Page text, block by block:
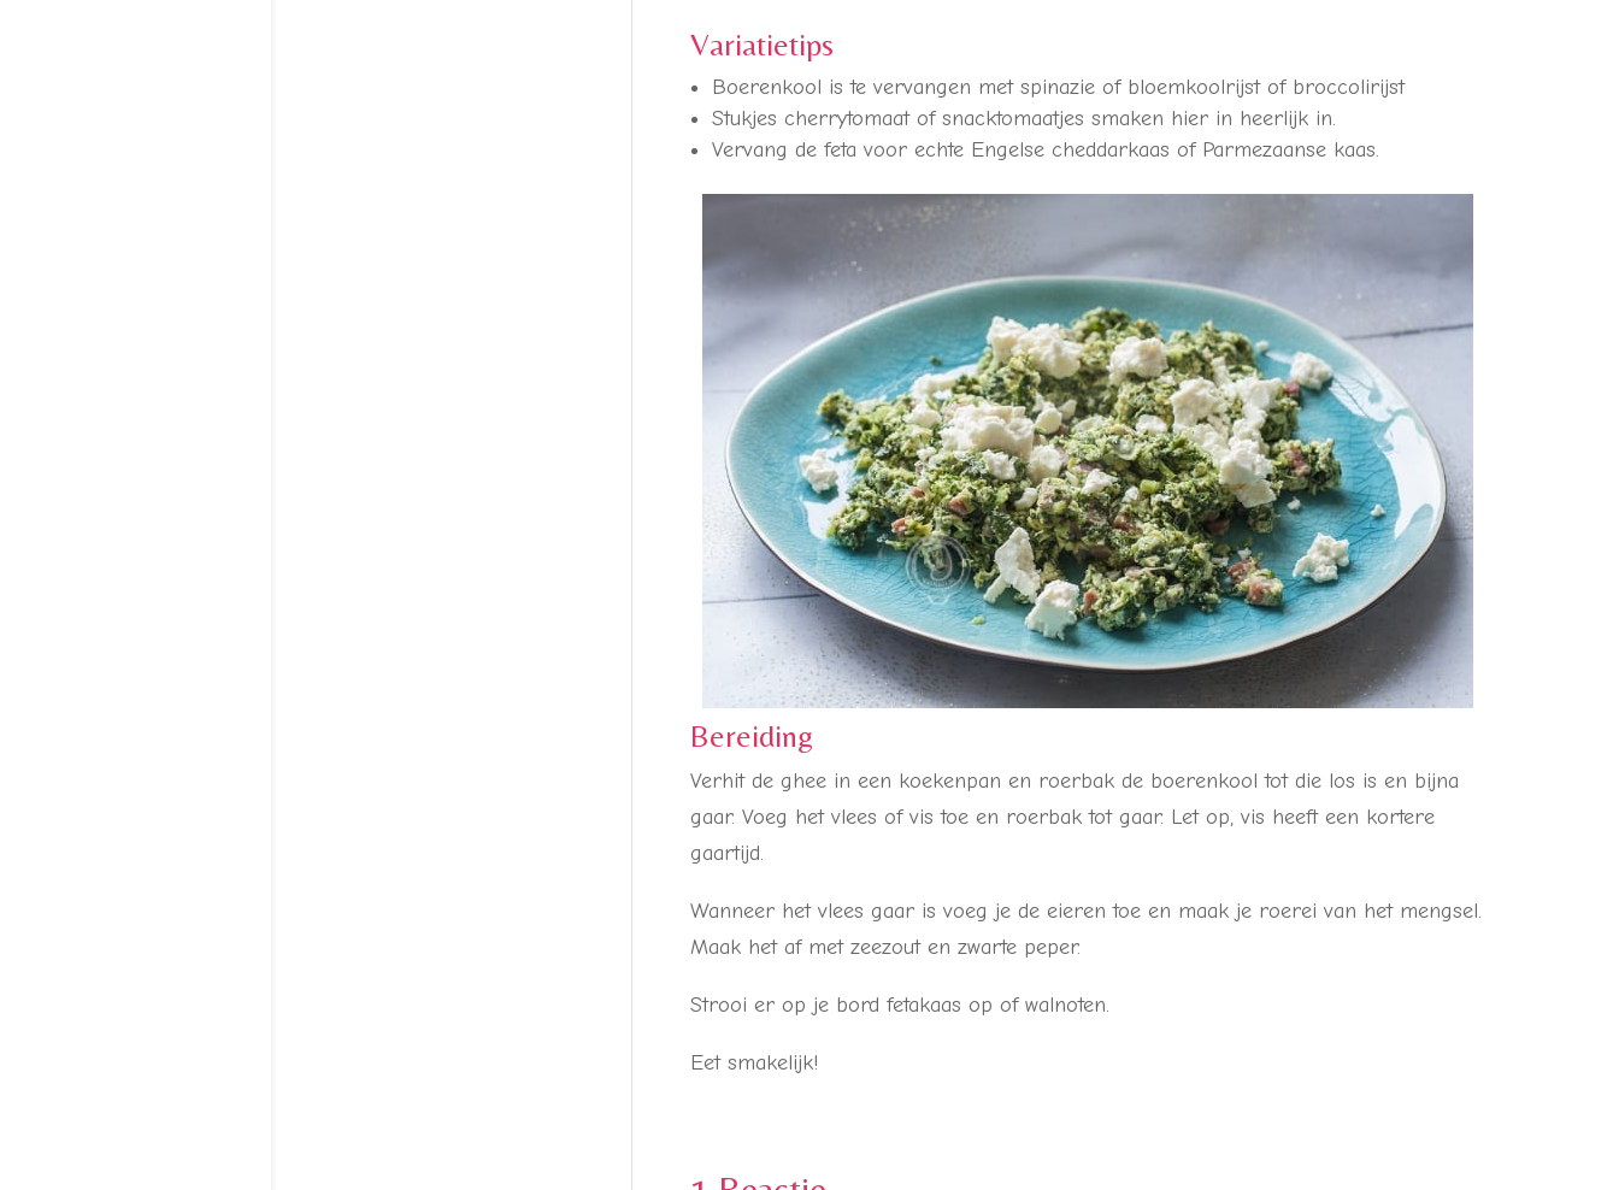
Variatietips
Boerenkool is te vervangen met spinazie of bloemkoolrijst of broccolirijst
Stukjes cherrytomaat of snacktomaatjes smaken hier in heerlijk in.
Vervang de feta voor echte Engelse cheddarkaas of Parmezaanse kaas.
Bereiding
Verhit de ghee in een koekenpan en roerbak de boerenkool tot die los is en bijna
gaar. Voeg het vlees of vis toe en roerbak tot gaar. Let op, vis heeft een kortere
gaartijd.
Wanneer het vlees gaar is voeg je de eieren toe en maak je roerei van het mengsel.
Maak het af met zeezout en zwarte peper.
Strooi er op je bord fetakaas op of walnoten.
Eet smakelijk!